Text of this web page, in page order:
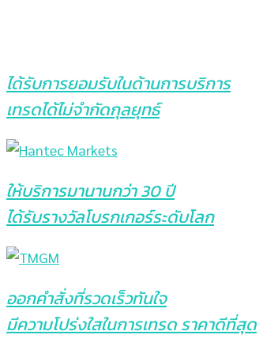
ได้รับการยอมรับในด้านการบริการ
เทรดได้ไม่จำกัดกุลยุทธ์
ให้บริการมานานกว่า 30 ปี
ได้รับรางวัลโบรกเกอร์ระดับโลก
ออกคำสั่งที่รวดเร็วทันใจ
มีความโปร่งใสในการเทรด ราคาดีที่สุด